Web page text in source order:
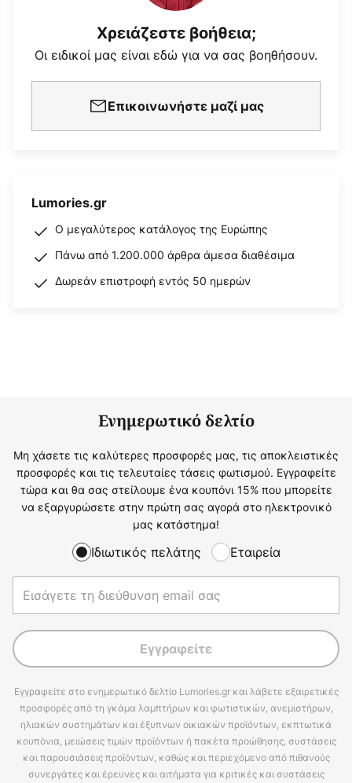
Χρειάζεστε βοήθεια;
Οι ειδικοί μας είναι εδώ για να σας βοηθήσουν.
Επικοινωνήστε μαζί μας
Lumories.gr
Ο μεγαλύτερος κατάλογος της Ευρώπης
Πάνω από 1.200.000 άρθρα άμεσα διαθέσιμα
Δωρεάν επιστροφή εντός 50 ημερών
Ενημερωτικό δελτίο
Μη χάσετε τις καλύτερες προσφορές μας, τις αποκλειστικές
προσφορές και τις τελευταίες τάσεις φωτισμού. Εγγραφείτε
τώρα και θα σας στείλουμε ένα κουπόνι 15% που μπορείτε
να εξαργυρώσετε στην πρώτη σας αγορά στο ηλεκτρονικό
μας κατάστημα!
Ιδιωτικός πελάτης Εταιρεία
Εγγραφείτε
Εγγραφείτε στο ενημερωτικό δελτίο Lumories.gr και λάβετε εξαιρετικές
προσφορές από τη γκάμα λαμπτήρων και φωτιστικών, ανεμιστήρων,
ηλιακών συστημάτων και έξυπνων οικιακών προϊόντων, εκπτωτικά
κουπόνια, μειώσεις τιμών προϊόντων ή πακέτα προώθησης, συστάσεις
και παρουσιάσεις προϊόντων, καθώς και περιεχόμενο από πιθανούς
συνεργάτες και έρευνες και αιτήματα για κριτικές και συστάσεις